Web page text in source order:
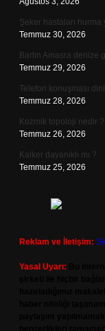
Şeker hastaları hurma
Temmuz 30, 2026
Bartın Amasra denize
Temmuz 29, 2026
Telefon konuşması
Temmuz 28, 2026
Kozmik topoloji nedir ?
Temmuz 26, 2026
Kalker dayanıklı mı ?
Temmuz 25, 2026
Reklam ve İletişim:
Yasal Uyarı: